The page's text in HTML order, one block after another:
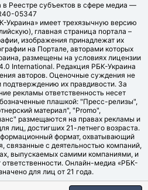
в Реестре субъектов в сфере медиа —
05347
Украина» имеет трехязычную версию
главная страница портала –
изображения принадлежат их
на Портале, авторами которых
размещены на условиях лицензии
International. Редакция РБК-Украина
авторов. Оценочные суждения не
их правдивости. За
рекламы ответственность несет
плашкой: "Пресс-релизы",
материал", "Promo",
размещаются на правах рекламы и
лиц, достигших 21-летнего возраста.
формат, охватывающий
связанные с деятельностью компаний,
выпускаемых самими компаниями, и
ответственности. Онлайн-медиа «РБК-
для лиц от 21 года.